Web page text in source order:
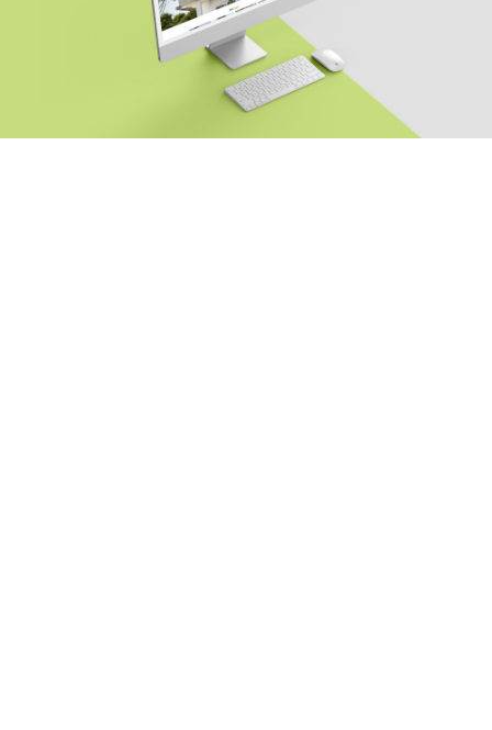
Αρχ. Μακαρίου 14, 45221, Ιωάννινα
τ: +30 26510 24308| e: info@wapp.gr